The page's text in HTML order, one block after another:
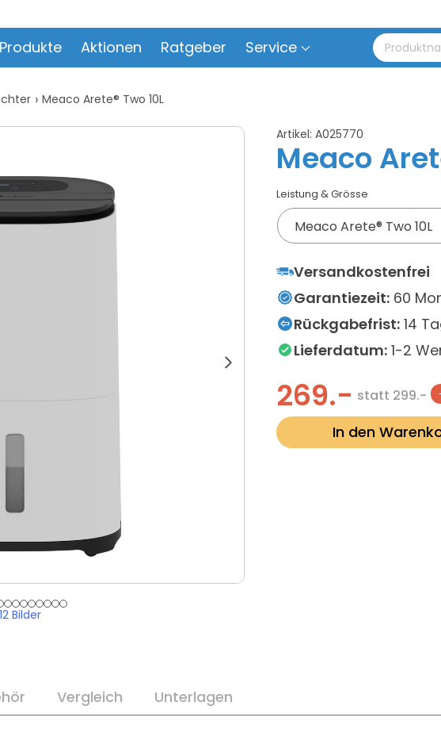
Produkte Aktionen Ratgeber Service
Meaco Arete® Two 10L
12 Bilder
Artikel:A025770
Meaco
Leistung & Grösse
Versandkostenfrei
Garantiezeit: 60
Rückgabefrist:14
Lieferdatum:1-2
Normaler
Preis
statt 299.-
Verkaufspreis
269.-
In den
Vergleich Unterlagen